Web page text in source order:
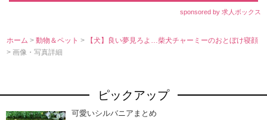
sponsored by 求人ボックス
ホーム >動物＆ペット>
【犬】良い夢見ろよ…柴犬チャーミーのおとぼけ寝顔
> 画像・写真詳細
ピックアップ
可愛いシルバニアまとめ